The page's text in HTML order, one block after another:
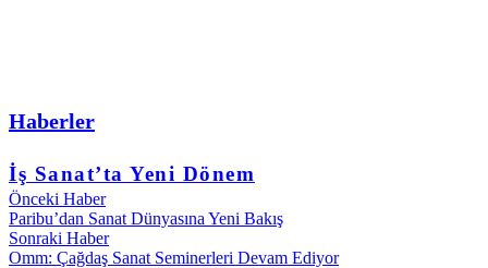
Haberler
İş Sanat’ta Yeni Dönem
Önceki Haber
Paribu’dan Sanat Dünyasına Yeni Bakış
Sonraki Haber
Omm: Çağdaş Sanat Seminerleri Devam Ediyor